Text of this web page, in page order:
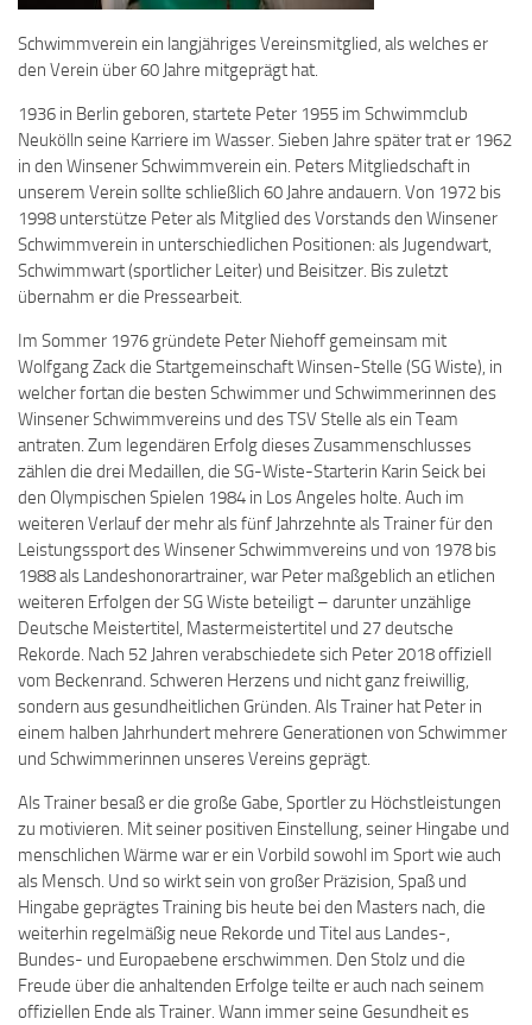
Schwimmverein ein langjähriges Vereinsmitglied, als welches er
den Verein über 60 Jahre mitgeprägt hat.
1936 in Berlin geboren, startete Peter 1955 im Schwimmclub
Neukölln seine Karriere im Wasser. Sieben Jahre später trat er 1962
in den Winsener Schwimmverein ein. Peters Mitgliedschaft in
unserem Verein sollte schließlich 60 Jahre andauern. Von 1972 bis
1998 unterstütze Peter als Mitglied des Vorstands den Winsener
Schwimmverein in unterschiedlichen Positionen: als Jugendwart,
Schwimmwart (sportlicher Leiter) und Beisitzer. Bis zuletzt
übernahm er die Pressearbeit.
Im Sommer 1976 gründete Peter Niehoff gemeinsam mit
Wolfgang Zack die Startgemeinschaft Winsen-Stelle (SG Wiste), in
welcher fortan die besten Schwimmer und Schwimmerinnen des
Winsener Schwimmvereins und des TSV Stelle als ein Team
antraten. Zum legendären Erfolg dieses Zusammenschlusses
zählen die drei Medaillen, die SG-Wiste-Starterin Karin Seick bei
den Olympischen Spielen 1984 in Los Angeles holte. Auch im
weiteren Verlauf der mehr als fünf Jahrzehnte als Trainer für den
Leistungssport des Winsener Schwimmvereins und von 1978 bis
1988 als Landeshonorartrainer, war Peter maßgeblich an etlichen
weiteren Erfolgen der SG Wiste beteiligt – darunter unzählige
Deutsche Meistertitel, Mastermeistertitel und 27 deutsche
Rekorde. Nach 52 Jahren verabschiedete sich Peter 2018 offiziell
vom Beckenrand. Schweren Herzens und nicht ganz freiwillig,
sondern aus gesundheitlichen Gründen. Als Trainer hat Peter in
einem halben Jahrhundert mehrere Generationen von Schwimmer
und Schwimmerinnen unseres Vereins geprägt.
Als Trainer besaß er die große Gabe, Sportler zu Höchstleistungen
zu motivieren. Mit seiner positiven Einstellung, seiner Hingabe und
menschlichen Wärme war er ein Vorbild sowohl im Sport wie auch
als Mensch. Und so wirkt sein von großer Präzision, Spaß und
Hingabe geprägtes Training bis heute bei den Masters nach, die
weiterhin regelmäßig neue Rekorde und Titel aus Landes-,
Bundes- und Europaebene erschwimmen. Den Stolz und die
Freude über die anhaltenden Erfolge teilte er auch nach seinem
offiziellen Ende als Trainer. Wann immer seine Gesundheit es